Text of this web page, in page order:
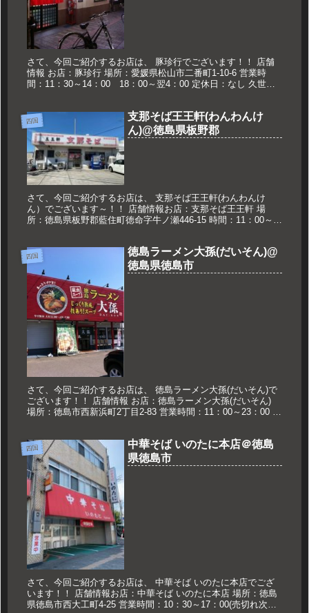
さて、今回ご紹介するお店は、 豚珍行でございます！！ 店舗
情報 お店：豚珍行 場所：愛媛県松山市二番町1-10-6 営業時
間：11：30～14：00 18：00～翌4：00 定休日：なし 久世の
四国
支那そば王王軒(わんわんけ
ん)@徳島県板野郡
さて、今回ご紹介するお店は、 支那そば王王軒(わんわんけ
ん）でございます～！！ 店舗情報お店：支那そば王王軒 場
所：徳島県板野郡藍住町徳命字牛ノ瀬446-15 時間：11：00～
四国
徳島ラーメン大孫(だいそん)@
徳島県徳島市
さて、今回ご紹介するお店は、 徳島ラーメン大孫(だいそん)で
ございます！！ 店舗情報 お店：徳島ラーメン大孫(だいそん)
場所：徳島市西新浜町2丁目2-83 営業時間：11：00～23：00 定
四国
中華そば いのたに本店＠徳島
県徳島市
さて、今回ご紹介するお店は、 中華そば いのたに本店でござ
います！！ 店舗情報お店：中華そば いのたに本店 場所：徳島
県徳島市西大工町4-25 営業時間：10：30～17：00(売切れ次第